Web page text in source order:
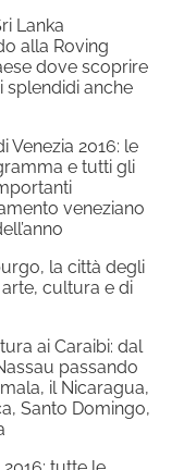
Lanka
alla Roving
dove scoprire
splendidi anche
Venezia 2016: le
e tutti gli
veneziano
la città degli
cultura e di
ai Caraibi: dal
passando
il Nicaragua,
Santo Domingo,